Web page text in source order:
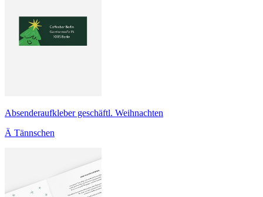
Absenderaufkleber geschäftl. Weihnachten
Ä Tännschen